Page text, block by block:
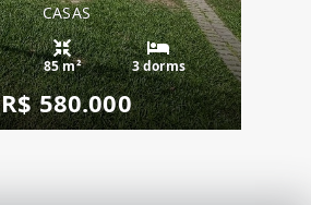
CASAS
85 m² 3 dorms
R$ 580.000